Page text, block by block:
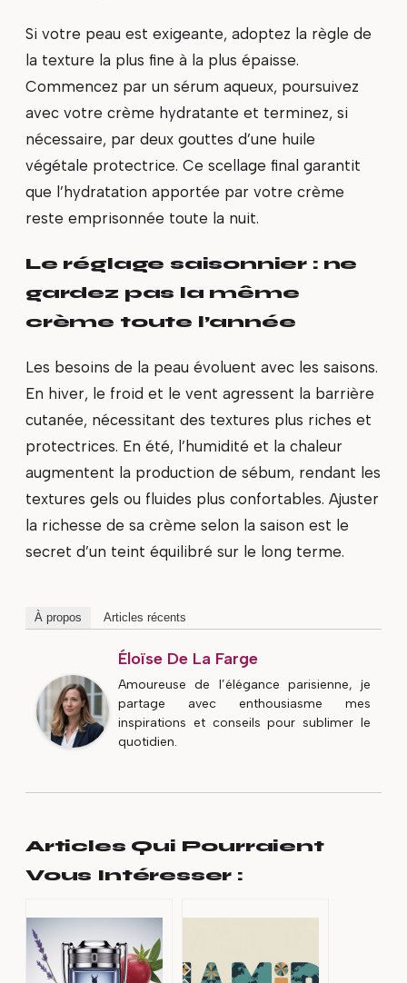
Si votre peau est exigeante, adoptez la règle de
la texture la plus fine à la plus épaisse.
Commencez par un sérum aqueux, poursuivez
avec votre crème hydratante et terminez, si
nécessaire, par deux gouttes d’une huile
végétale protectrice. Ce scellage final garantit
que l’hydratation apportée par votre crème
reste emprisonnée toute la nuit.
Le réglage saisonnier : ne
gardez pas la même
crème toute l’année
Les besoins de la peau évoluent avec les saisons.
En hiver, le froid et le vent agressent la barrière
cutanée, nécessitant des textures plus riches et
protectrices. En été, l’humidité et la chaleur
augmentent la production de sébum, rendant les
textures gels ou fluides plus confortables. Ajuster
la richesse de sa crème selon la saison est le
secret d’un teint équilibré sur le long terme.
À propos Articles récents
Éloïse De La Farge
Amoureuse de l’élégance parisienne, je
partage avec enthousiasme mes
inspirations et conseils pour sublimer le
quotidien.
Articles Qui Pourraient
Vous Intéresser :